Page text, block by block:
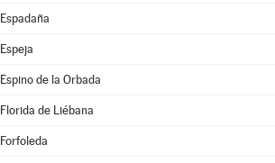
Espadaña
Espeja
Espino de la Orbada
Florida de Liébana
Forfoleda